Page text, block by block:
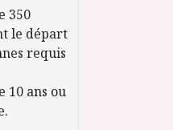
350
le départ
requis
10 ans ou